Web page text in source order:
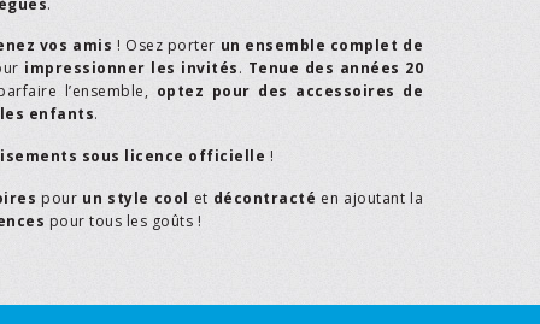
vos amis ! Osez porter un ensemble complet de
impressionner les invités. Tenue des années 20
l’ensemble, optez pour des accessoires de
les enfants.
sous licence officielle !
pour un style cool et décontracté en ajoutant la
pour tous les goûts !